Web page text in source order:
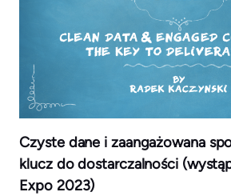
Czyste dane i zaangażowana
klucz do dostarczalności
Expo 2023)